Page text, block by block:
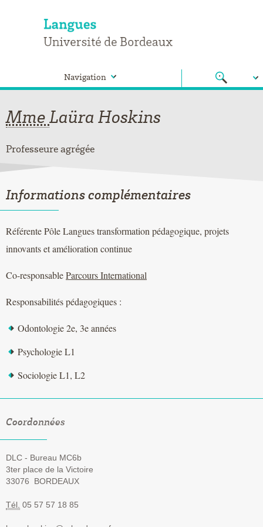
Navigation
MmeLaüra Hoskins
Professeure agrégée
Informations complémentaires
Référente Pôle Langues transformation pédagogique, projets
innovants et amélioration continue
Co-responsableParcours International
Responsabilités pédagogiques :
Odontologie 2e, 3e années
Psychologie L1
Sociologie L1, L2
Coordonnées
DLC - Bureau MC6b
3ter place de la Victoire
33076 BORDEAUX
Tél. 05 57 57 18 85